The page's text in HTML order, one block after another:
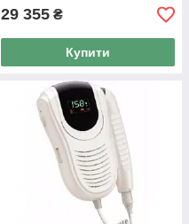
29 355 ₴
Купити